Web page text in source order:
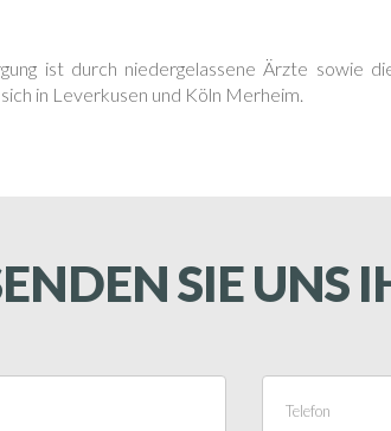
ist durch niedergelassene Ärzte sowie
in Leverkusen und Köln Merheim.
SIE UNS